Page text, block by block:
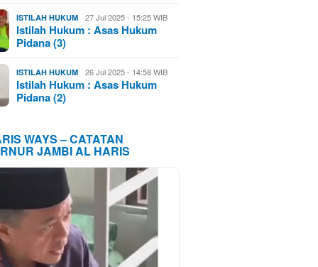
ISTILAH HUKUM 27 Jul 2025 - 15:25 WIB
Istilah Hukum : Asas Hukum
Pidana (3)
ISTILAH HUKUM 26 Jul 2025 - 14:58 WIB
Istilah Hukum : Asas Hukum
Pidana (2)
WAYS – CATATAN
JAMBI AL HARIS